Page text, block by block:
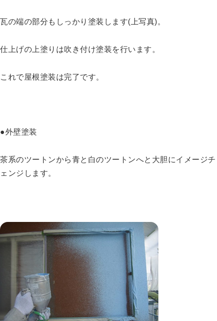
瓦の端の部分もしっかり塗装します(上写真)。
仕上げの上塗りは吹き付け塗装を行います。
これで屋根塗装は完了です。
●外壁塗装
茶系のツートンから青と白のツートンへと大胆にイメージチ
ェンジします。